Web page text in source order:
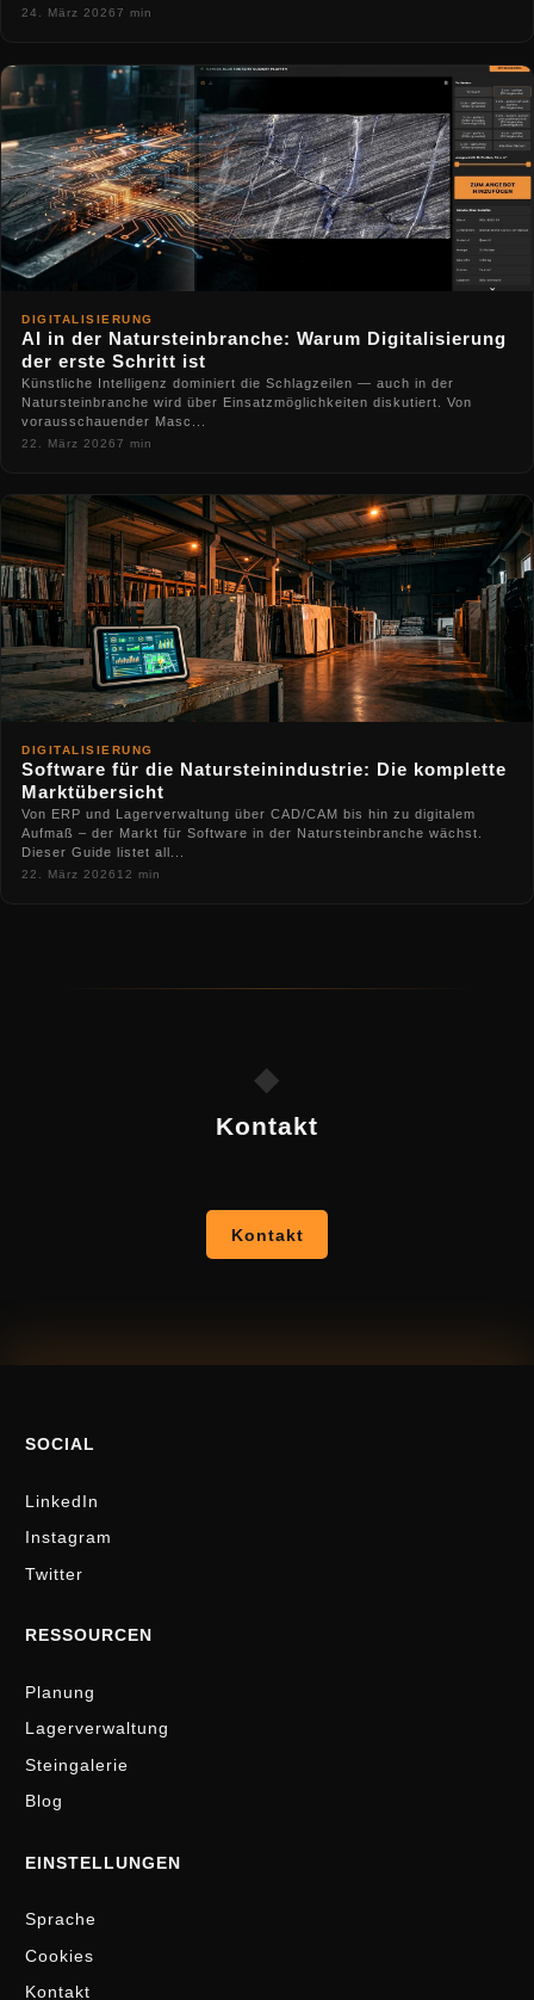
24. März 20267 min
DIGITALISIERUNG
AI in der Natursteinbranche: Warum Digitalisierung
der erste Schritt ist
Künstliche Intelligenz dominiert die Schlagzeilen — auch in der
Natursteinbranche wird über Einsatzmöglichkeiten diskutiert. Von
vorausschauender Masc...
22. März 20267 min
DIGITALISIERUNG
Software für die Natursteinindustrie: Die komplette
Marktübersicht
Von ERP und Lagerverwaltung über CAD/CAM bis hin zu digitalem
Aufmaß – der Markt für Software in der Natursteinbranche wächst.
Dieser Guide listet all...
22. März 2026 12 min
◆
Kontakt
Kontakt
SOCIAL
LinkedIn
Instagram
Twitter
RESSOURCEN
Planung
Lagerverwaltung
Steingalerie
Blog
EINSTELLUNGEN
Sprache
Cookies
Kontakt